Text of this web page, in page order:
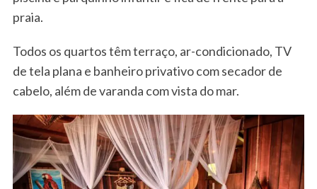
praia.
Todos os quartos têm terraço, ar-condicionado, TV
de tela plana e banheiro privativo com secador de
cabelo, além de varanda com vista do mar.